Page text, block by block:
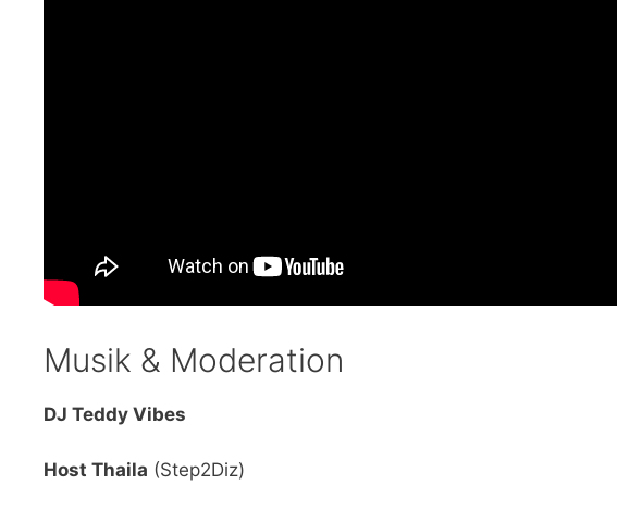
Musik & Moderation
DJ Teddy Vibes
Host Thaila (Step2Diz)